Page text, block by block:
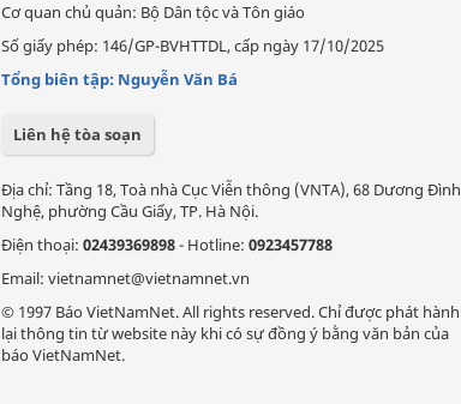
Cơ quan chủ quản: Bộ Dân tộc và Tôn giáo
Số giấy phép: 146/GP-BVHTTDL, cấp ngày 17/10/2025
Tổng biên tập: Nguyễn Văn Bá
Liên hệ tòa soạn
Địa chỉ: Tầng 18, Toà nhà Cục Viễn thông (VNTA), 68 Dương Đình
Nghệ, phường Cầu Giấy, TP. Hà Nội.
Điện thoại: 02439369898- Hotline: 0923457788
Email: vietnamnet@vietnamnet.vn
© 1997 Báo VietNamNet. All rights reserved. Chỉ được phát hành
lại thông tin từ website này khi có sự đồng ý bằng văn bản của
báo VietNamNet.